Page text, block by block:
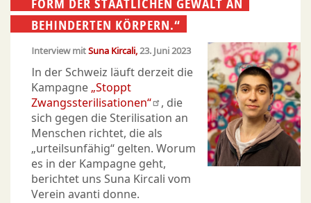
BEHINDERTEN KÖRPERN.“
Interview mitSuna Kircali 23. Juni 2023
In der Schweiz läuft derzeit die
Kampagne „Stoppt
Zwangssterilisationen“
, die
sich gegen die Sterilisation an
Menschen richtet, die als
„urteilsunfähig“ gelten. Worum
es in der Kampagne geht,
berichtet uns Suna Kircali vom
Verein avanti donne.